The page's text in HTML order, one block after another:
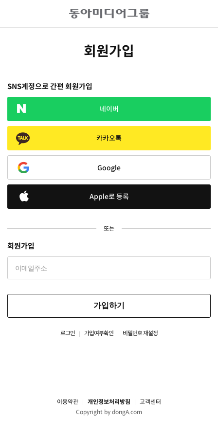
회원가입
SNS계정으로 간편 회원가입
네이버
카카오톡
Google
Apple로 등록
또는
회원가입
가입하기
로그인 가입여부확인 비밀번호 재설정
이용약관 개인정보처리방침
고객센터
Copyright by dongA.com